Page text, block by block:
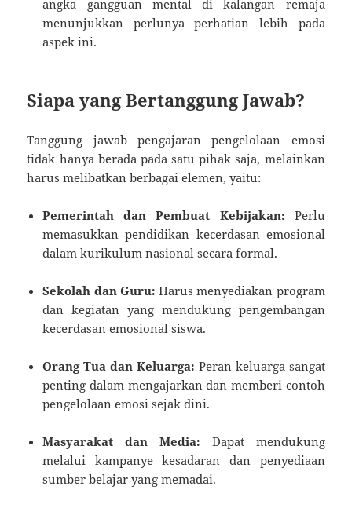
angka gangguan mental di kalangan remaja
menunjukkan perlunya perhatian lebih pada
aspek ini.
Siapa yang Bertanggung Jawab?
Tanggung jawab pengajaran pengelolaan emosi
tidak hanya berada pada satu pihak saja, melainkan
harus melibatkan berbagai elemen, yaitu:
Pemerintah dan Pembuat Kebijakan: Perlu
memasukkan pendidikan kecerdasan emosional
dalam kurikulum nasional secara formal.
Sekolah dan Guru: Harus menyediakan program
dan kegiatan yang mendukung pengembangan
kecerdasan emosional siswa.
Orang Tua dan Keluarga: Peran keluarga sangat
penting dalam mengajarkan dan memberi contoh
pengelolaan emosi sejak dini.
Masyarakat dan Media: Dapat mendukung
melalui kampanye kesadaran dan penyediaan
sumber belajar yang memadai.